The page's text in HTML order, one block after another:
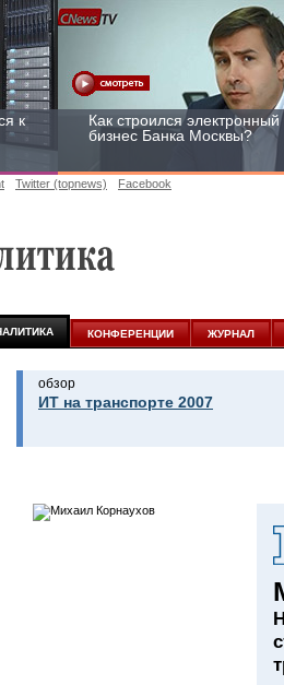
к
Как строился электронный
бизнес Банка Москвы?
участвовать
Twitter (topnews) Facebook
КОНФЕРЕНЦИИ ЖУРНАЛ
обзор
ИТ на транспорте 2007